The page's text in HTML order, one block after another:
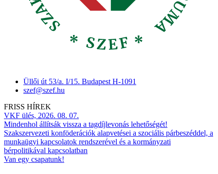
Üllői út 53/a. I/15. Budapest H-1091
szef@szef.hu
FRISS HÍREK
VKF ülés, 2026. 08. 07.
Mindenhol állítsák vissza a tagdíjlevonás lehetőségét!
Szakszervezeti konföderációk alapvetései a szociális párbeszéddel, a
munkaügyi kapcsolatok rendszerével és a kormányzati
bérpolitikával kapcsolatban
Van egy csapatunk!